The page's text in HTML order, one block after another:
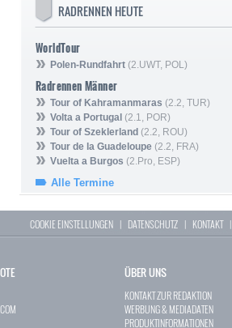
RADRENNEN HEUTE
WorldTour
Polen-Rundfahrt (2.UWT, POL)
Radrennen Männer
Tour of Kahramanmaras (2.2, TUR)
Volta a Portugal (2.1, POR)
Tour of Szeklerland (2.2, ROU)
Tour de la Guadeloupe (2.2, FRA)
Vuelta a Burgos (2.Pro, ESP)
Alle Termine
COOKIE EINSTELLUNGEN | DATENSCHUTZ | KONTAKT|
ÜBER UNS
KONTAKT ZUR REDAKTION
WERBUNG & MEDIADATEN
PRODUKTINFORMATIONEN